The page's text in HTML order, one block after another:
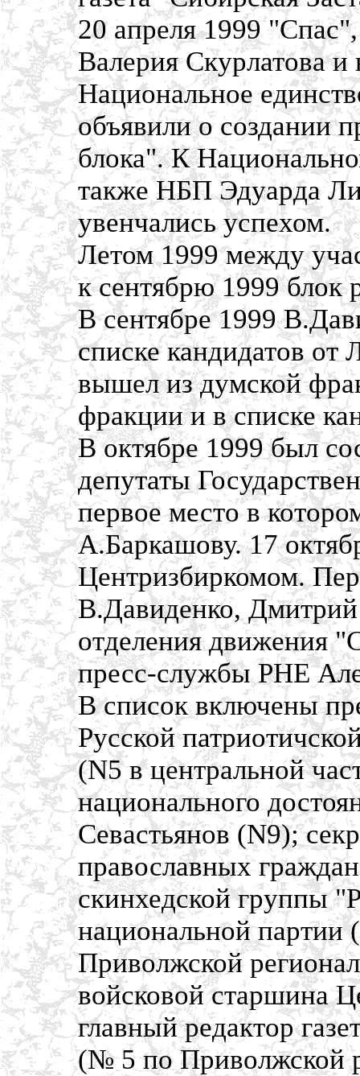
20 апреля 1999
Валерия Скурлатова и
Национальное
объявили о создании
блока". К
также НБП Эдуарда
увенчались успехом.
Летом 1999 между
к сентябрю 1999 блок
В сентябре 1999
списке кандидатов
вышел из думской
фракции и в списке
В октябре 1999 был
депутаты
первое место в
А.Баркашову. 17
Центризбиркомом.
В.Давиденко,
отделения движения
пресс-службы РНЕ
В список включены
Русской
(N5 в центральной
национального
Севастьянов (N9);
православных
скинхедской группы
национальной
Приволжской
войсковой старшина
главный редактор
(№ 5 по Приволжской